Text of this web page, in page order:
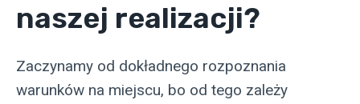
naszej realizacji?
Zaczynamy od dokładnego rozpoznania
warunków na miejscu, bo od tego zależy